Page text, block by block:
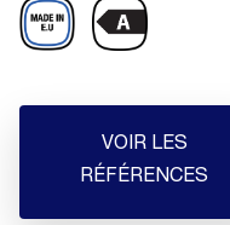
VOIR LES
RÉFÉRENCES